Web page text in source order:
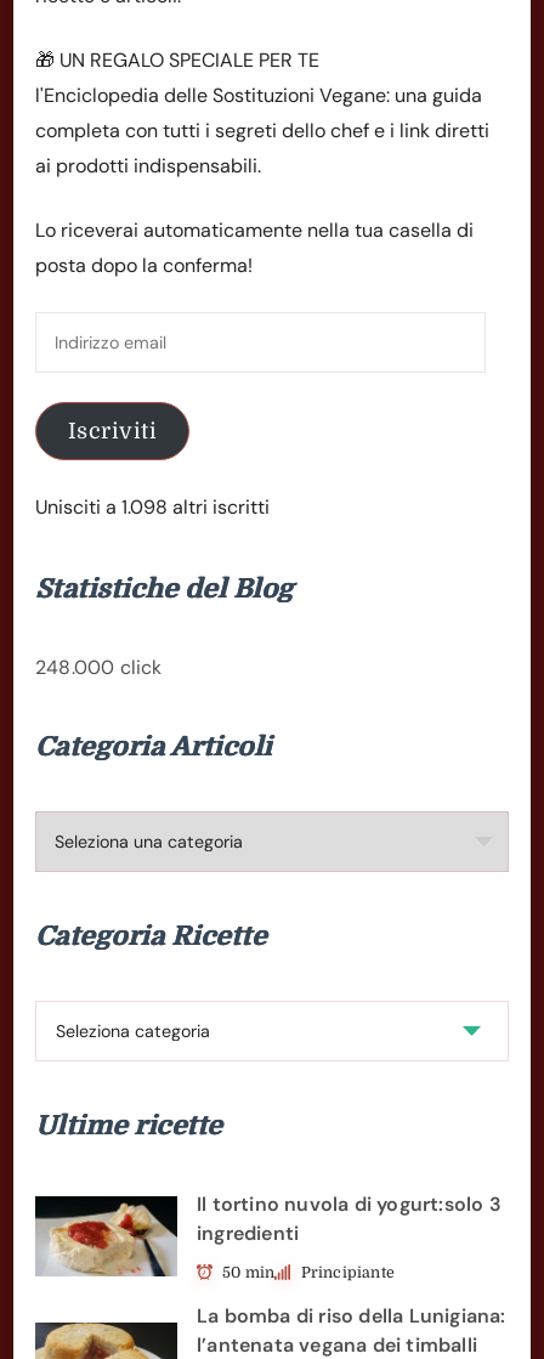
🎁 UN REGALO SPECIALE PER TE
l'Enciclopedia delle Sostituzioni Vegane: una guida
completa con tutti i segreti dello chef e i link diretti
ai prodotti indispensabili.
Lo riceverai automaticamente nella tua casella di
posta dopo la conferma!
Iscriviti
Unisciti a 1.098 altri iscritti
Statistiche del Blog
248.000 click
Categoria Articoli
Categoria Ricette
Ultime ricette
Il tortino nuvola di yogurt:solo 3
ingredienti
50 min Principiante
La bomba di riso della Lunigiana:
l’antenata vegana dei timballi